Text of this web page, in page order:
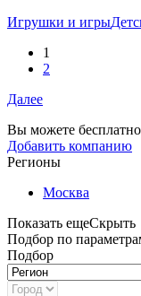
Игрушки и игры
1
2
Далее
Вы можете
Добавить компанию
Регионы
Москва
Показать ещеСкрыть
Подбор по
Подбор